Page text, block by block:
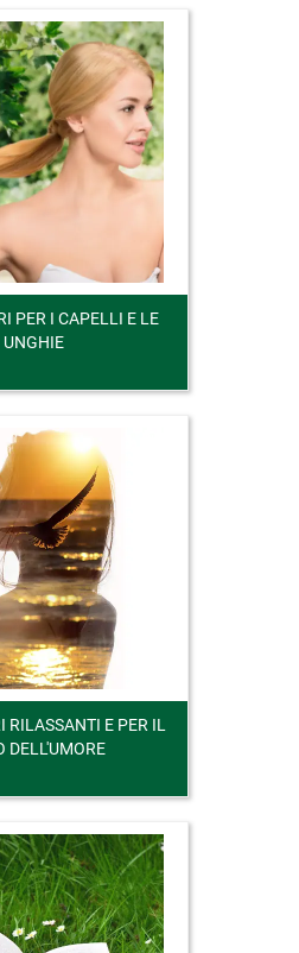
PER I CAPELLI E LE
UNGHIE
RILASSANTI E PER IL
DELL'UMORE